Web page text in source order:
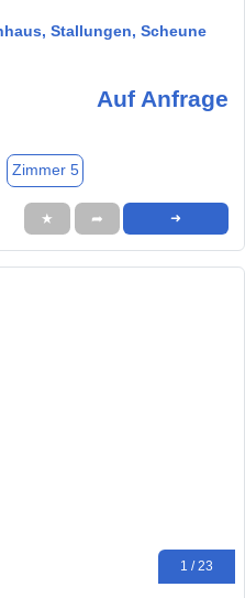
Stallungen, Scheune
Auf Anfrage
Zimmer 5
★ ➦ ➜
1 / 23